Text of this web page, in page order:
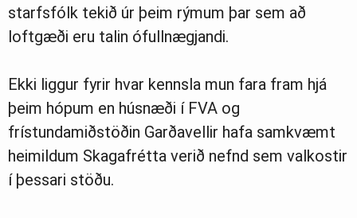
starfsfólk tekið úr þeim rýmum þar sem að
loftgæði eru talin ófullnægjandi.
Ekki liggur fyrir hvar kennsla mun fara fram hjá
þeim hópum en húsnæði í FVA og
frístundamiðstöðin Garðavellir hafa samkvæmt
heimildum Skagafrétta verið nefnd sem valkostir
í þessari stöðu.